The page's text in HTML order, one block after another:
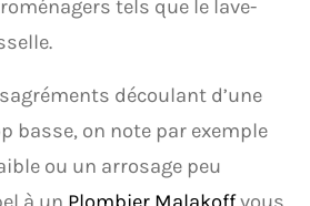
tels que le lave-
découlant d’une
basse, on note par exemple
ou un arrosage peu